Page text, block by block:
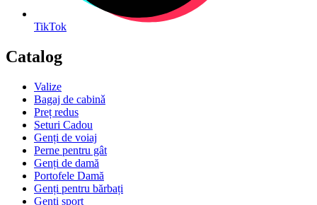
TikTok
Catalog
Valize
Bagaj de cabinǎ
Preț redus
Seturi Cadou
Genți de voiaj
Perne pentru gât
Genți de damă
Portofele Damă
Genți pentru bărbați
Genți sport